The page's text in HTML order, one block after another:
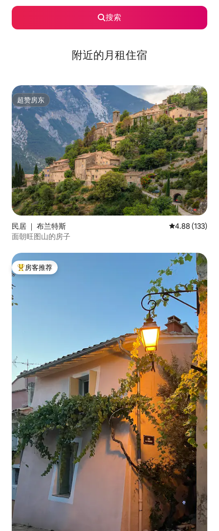
搜索
附近的月租住宿
超赞房东
超赞房东
民居 ｜ 布兰特斯 平均评分 4.88
4.88 (133)
面朝旺图山的房子
热门「房客推荐」
房客推荐